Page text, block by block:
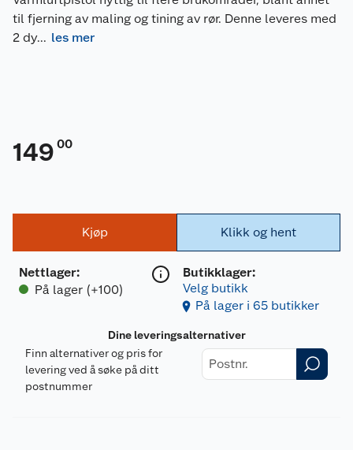
til fjerning av maling og tining av rør. Denne leveres med
2 dy... les mer
149 00
Kjøp
Nettlager:
På lager (+100)
Klikk og hent
Butikklager:
Velg butikk
På lager i 65 butikker
Dine leveringsalternativer
Finn alternativer og pris for
levering ved å søke på ditt
postnummer